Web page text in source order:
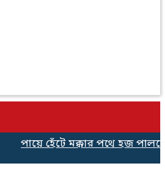
পায়ে হেঁটে মক্কার পথে হজ